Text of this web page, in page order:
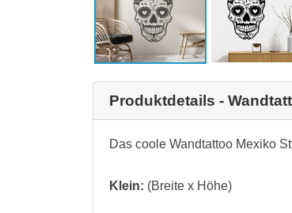
Produktdetails -
Das coole Wandtattoo Mexiko
Klein: (Breite x Höhe)